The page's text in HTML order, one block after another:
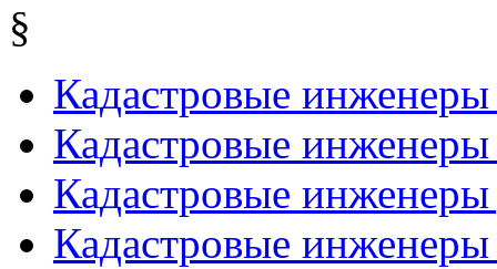
§
Кадастровые
Кадастровые
Кадастровые
Кадастровые